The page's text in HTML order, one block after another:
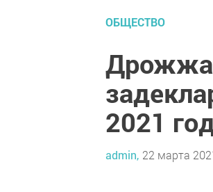
ОБЩЕСТВО
2021
admin, 22 марта